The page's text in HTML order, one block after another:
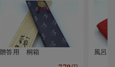
贈答用 桐箱 風呂